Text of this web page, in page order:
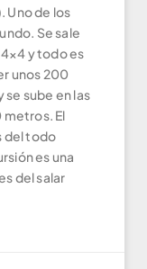
Uno de los
Se sale
y todo es
unos 200
sube en las
El
del todo
es una
del salar